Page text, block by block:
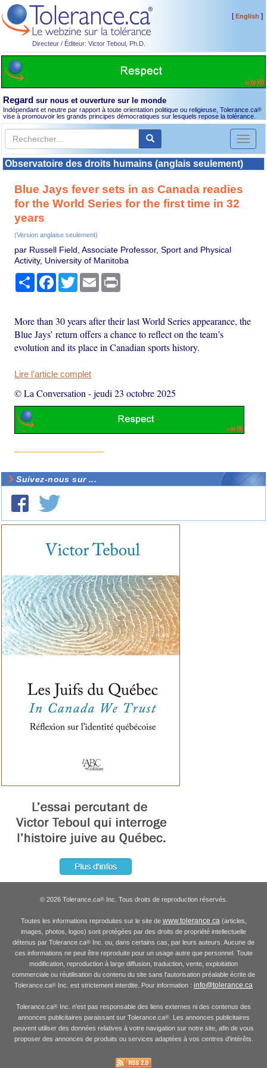
Directeur / Éditeur: Victor Teboul, Ph.D.
[English ]
Regard sur nous et ouverture sur le monde
Indépendant et neutre par rapport à toute orientation politique ou religieuse, Tolerance.ca®
vise à promouvoir les grands principes démocratiques sur lesquels repose la tolérance.
Toggle
Observatoire des droits humains (anglais seulement)
Blue Jays fever sets in as Canada readies
for the World Series for the first time in 32
years
(Version anglaise seulement)
par Russell Field, Associate Professor, Sport and Physical
Activity, University of Manitoba
PartagerFacebook
TwitterEmail
More than 30 years after their last World Series appearance, the
Blue Jays’ return offers a chance to reflect on the team’s
evolution and its place in Canadian sports history.
Lire l'article complet
© La Conversation -jeudi 23 octobre 2025
Suivez-nous sur ...
© 2026 Tolerance.ca®Inc. Tous droits de reproduction réservés.
Toutes les informations reproduites sur le site de www.tolerance.ca(articles,
images, photos, logos) sont protégées par des droits de propriété intellectuelle
détenus par Tolerance.ca® Inc. ou, dans certains cas, par leurs auteurs. Aucune de
ces informations ne peut être reproduite pour un usage autre que personnel. Toute
modification, reproduction à large diffusion, traduction, vente, exploitation
commerciale ou réutilisation du contenu du site sans l'autorisation préalable écrite de
Tolerance.ca® Inc. est strictement interdite. Pour information : info@tolerance.ca
Tolerance.ca® Inc. n'est pas responsable des liens externes ni des contenus des
annonces publicitaires paraissant sur Tolerance.ca®. Les annonces publicitaires
peuvent utiliser des données relatives à votre navigation sur notre site, afin de vous
proposer des annonces de produits ou services adaptées à vos centres d'intérêts.